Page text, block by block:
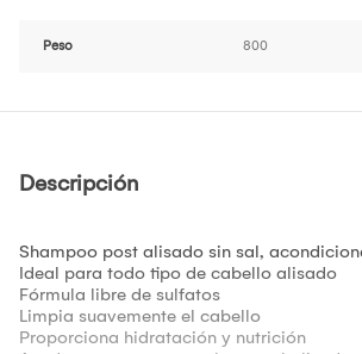
Peso 800
Descripción
Shampoo post alisado sin sal,
Ideal para todo tipo de cabello alisado
Fórmula libre de sulfatos
Limpia suavemente el cabello
Proporciona hidratación y nutrición